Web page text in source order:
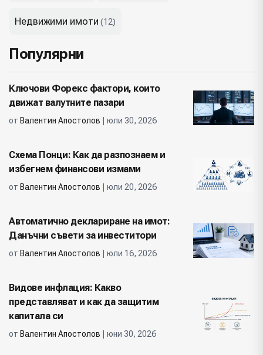
Недвижими имоти (12)
Популярни
Ключови Форекс фактори, които
движат валутните пазари
от Валентин Апостолов | юли 30, 2026
Схема Понци: Как да разпознаем и
избегнем финансови измами
от Валентин Апостолов | юли 20, 2026
Автоматично деклариране на имот:
Данъчни съвети за инвеститори
от Валентин Апостолов | юли 16, 2026
Видове инфлация: Какво
представляват и как да защитим
капитала си
от Валентин Апостолов | юни 30, 2026